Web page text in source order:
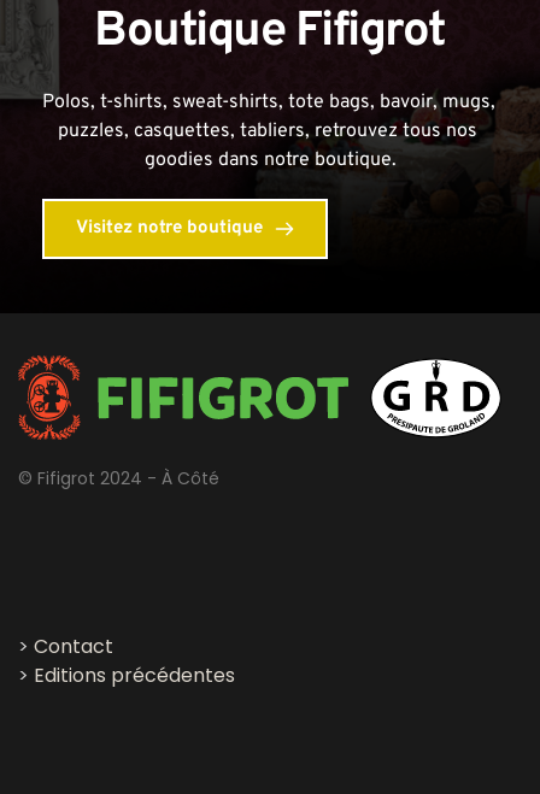
Boutique Fifigrot
Polos, t-shirts, sweat-shirts, tote bags, bavoir, mugs,
puzzles, casquettes, tabliers, retrouvez tous nos
goodies dans notre boutique.
Visitez notre boutique
© Fifigrot 2024 - À Côté
> Contact
> Editions précédentes